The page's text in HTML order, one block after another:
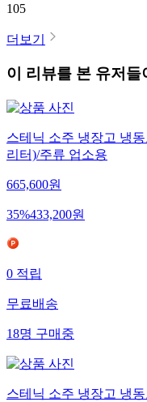
105
더보기
이 리뷰를 본 유저
스테닉 소주 냉장고 냉
리터)/주류 업소용
665,600원
35%433,200원
0 적립
무료배송
18명 구매중
스테닉 소주 냉장고 냉